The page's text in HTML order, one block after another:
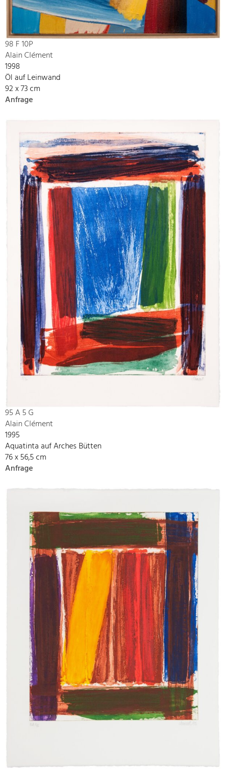
98 F 10P
Alain Clément
1998
Öl auf Leinwand
92 x 73 cm
Anfrage
95 A 5 G
Alain Clément
1995
Aquatinta auf Arches Bütten
76 x 56,5 cm
Anfrage